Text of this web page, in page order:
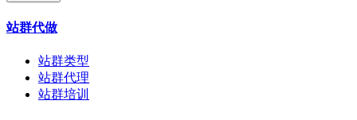
站群代做
站群类型
站群代理
站群培训